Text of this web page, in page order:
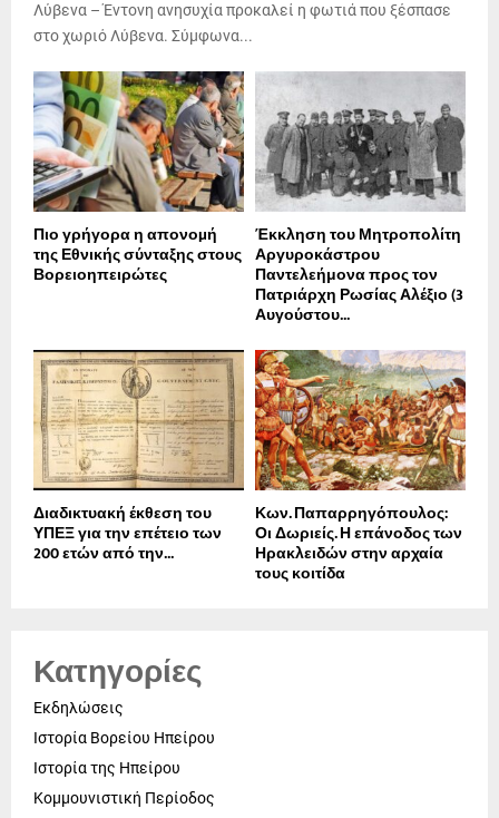
Λύβενα – Έντονη ανησυχία προκαλεί η φωτιά που ξέσπασε
στο χωριό Λύβενα. Σύμφωνα...
Πιο γρήγορα η απονοµή
της Εθνικής σύνταξης στους
Βορειοηπειρώτες
Έκκληση του Μητροπολίτη
Αργυροκάστρου
Παντελεήμονα προς τον
Πατριάρχη Ρωσίας Αλέξιο (3
Αυγούστου...
Διαδικτυακή έκθεση του
ΥΠΕΞ για την επέτειο των
200 ετών από την...
Κων. Παπαρρηγόπουλος:
Οι Δωριείς. Η επάνοδος των
Ηρακλειδών στην αρχαία
τους κοιτίδα
Κατηγορίες
Εκδηλώσεις
Ιστορία Βορείου Ηπείρου
Ιστορία της Ηπείρου
Κομμουνιστική Περίοδος